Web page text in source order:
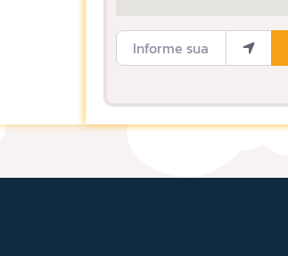
Informe sua Localização